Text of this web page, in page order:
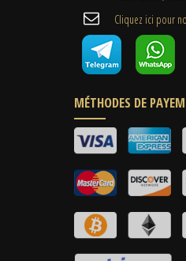
Cliquez ici pour
MÉTHODES DE